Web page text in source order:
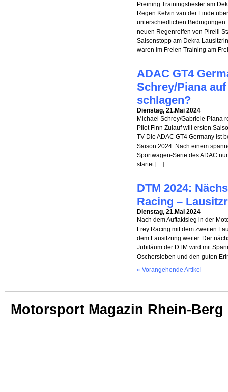
Preining Trainingsbester am
Regen Kelvin van der Linde
unterschiedlichen Bedingungen
neuen Regenreifen von Pirelli
Saisonstopp am Dekra
waren im Freien Training am
ADAC GT4
Schrey/Piana
schlagen?
Dienstag, 21.Mai 2024
Michael Schrey/Gabriele Piana
Pilot Finn Zulauf will ersten
TV Die ADAC GT4 Germany ist
Saison 2024. Nach einem
Sportwagen-Serie des ADAC
startet […]
DTM 2024:
Racing –
Dienstag, 21.Mai 2024
Nach dem Auftaktsieg in der
Frey Racing mit dem zweiten
dem Lausitzring weiter. Der
Jubiläum der DTM wird mit
Oschersleben und den guten
« Vorangehende Artikel
Motorsport Magazin Rhein-Berg